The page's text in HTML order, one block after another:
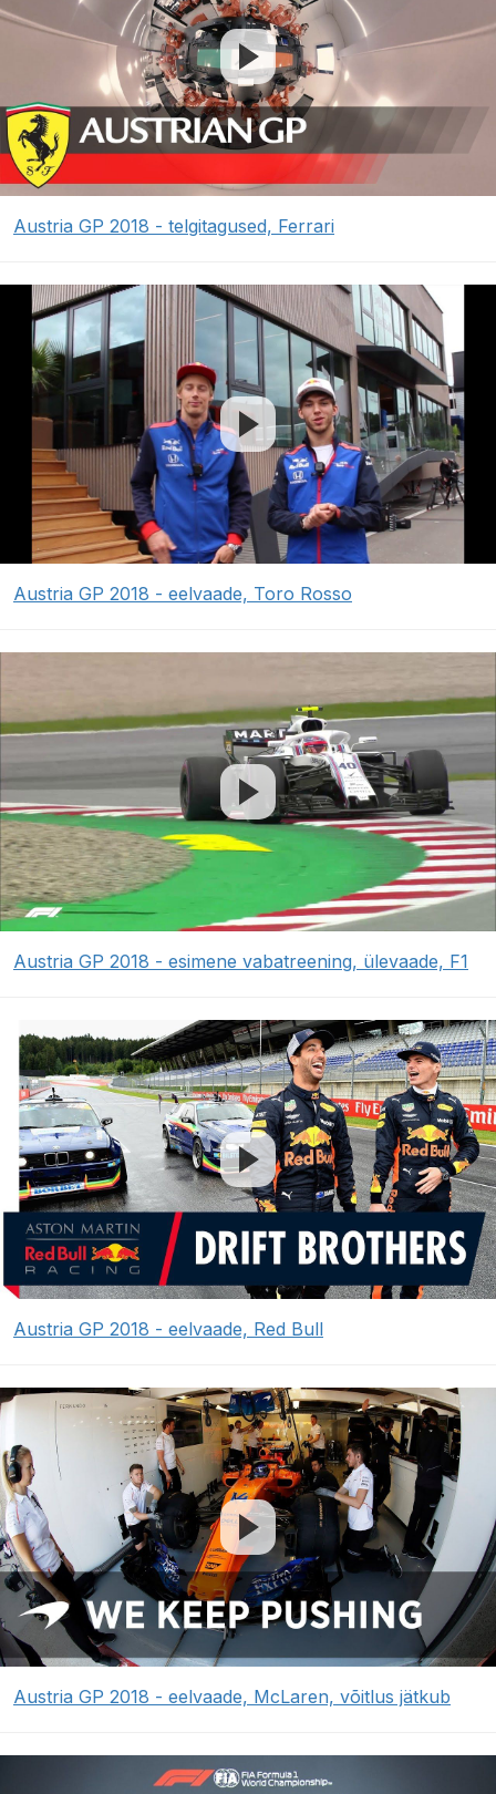
Austria GP 2018 - telgitagused, Ferrari
Austria GP 2018 - eelvaade, Toro Rosso
Austria GP 2018 - esimene vabatreening, ülevaade, F1
Austria GP 2018 - eelvaade, Red Bull
Austria GP 2018 - eelvaade, McLaren, võitlus jätkub